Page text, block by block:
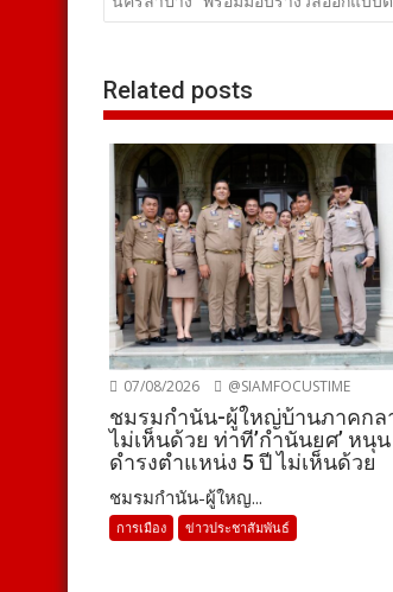
เรื่อง
Related posts
07/08/2026 @SIAMFOCUSTIME
ชมรมกำนัน-ผู้ใหญ่บ้านภาคกล
ไม่เห็นด้วย ท่าที’กำนันยศ’ หนุน
ดำรงตำแหน่ง 5 ปี ไม่เห็นด้วย
ชมรมกำนัน-ผู้ใหญ...
การเมือง ข่าวประชาสัมพันธ์